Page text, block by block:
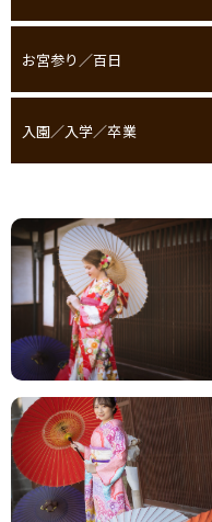
お宮参り／百日
入園／入学／卒業